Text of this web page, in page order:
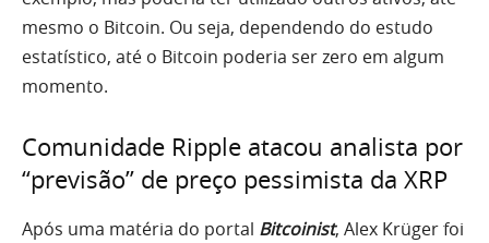
mesmo o Bitcoin. Ou seja, dependendo do estudo
estatístico, até o Bitcoin poderia ser zero em algum
momento.
Comunidade Ripple atacou analista por
“previsão” de preço pessimista da XRP
Após uma matéria do portal Bitcoinist, Alex Krüger foi